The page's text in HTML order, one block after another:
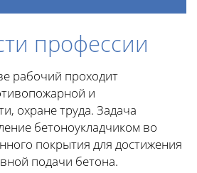
профессии
рабочий проходит
и
охране труда. Задача
бетоноукладчиком во
покрытия для достижения
подачи бетона.